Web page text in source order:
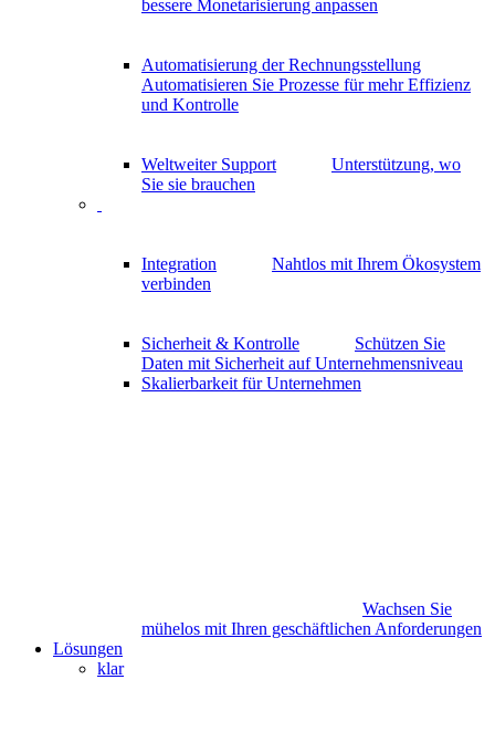
bessere Monetarisierung anpassen
Automatisierung der Rechnungsstellung
Automatisieren Sie Prozesse für mehr Effizienz
und Kontrolle
Weltweiter Support
Unterstützung, wo
Sie sie brauchen
Integration
Nahtlos mit Ihrem Ökosystem
verbinden
Sicherheit & Kontrolle
Schützen Sie
Daten mit Sicherheit auf Unternehmensniveau
Skalierbarkeit für Unternehmen
Wachsen Sie
mühelos mit Ihren geschäftlichen Anforderungen
Lösungen
klar